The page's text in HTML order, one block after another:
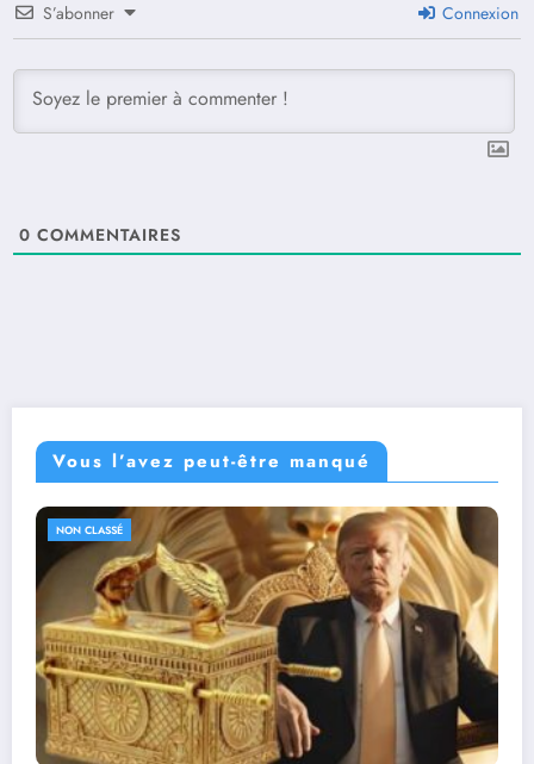
S’abonner Connexion
0 COMMENTAIRES
Vous l’avez peut-être manqué
NON CLASSÉ
Mobilisation pour défendre les conditions de
travail et soutenir des collègues injustement